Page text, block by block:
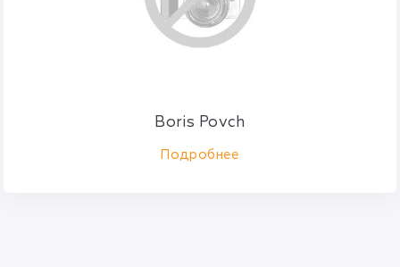
Boris Povch
Подробнее